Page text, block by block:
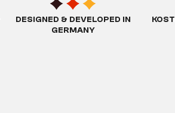
DESIGNED & DEVELOPED IN
GERMANY